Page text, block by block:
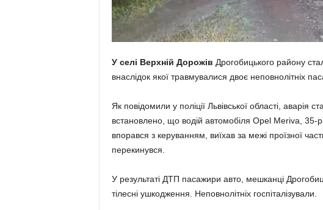
У селі Верхній Дорожів Дрогобицького району
внаслідок якої травмувалися двоє неповнолітніх
Як повідомили у поліції Львівської області,
встановлено, що водій автомобіля Opel Meriva, 35-
впорався з керуванням, виїхав за межі проїзної
перекинувся.
У результаті ДТП пасажири авто, мешканці
тілесні ушкодження. Неповнолітніх госпіталізували.